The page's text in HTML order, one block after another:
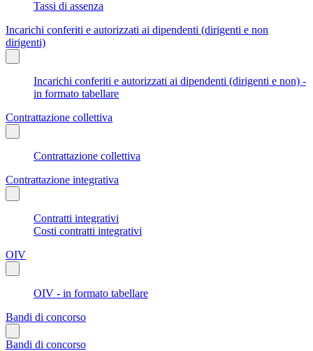
Tassi di assenza
Incarichi conferiti e autorizzati ai dipendenti (dirigenti e non
dirigenti)
Incarichi conferiti e autorizzati ai dipendenti (dirigenti e non) -
in formato tabellare
Contrattazione collettiva
Contrattazione collettiva
Contrattazione integrativa
Contratti integrativi
Costi contratti integrativi
OIV
OIV - in formato tabellare
Bandi di concorso
Bandi di concorso